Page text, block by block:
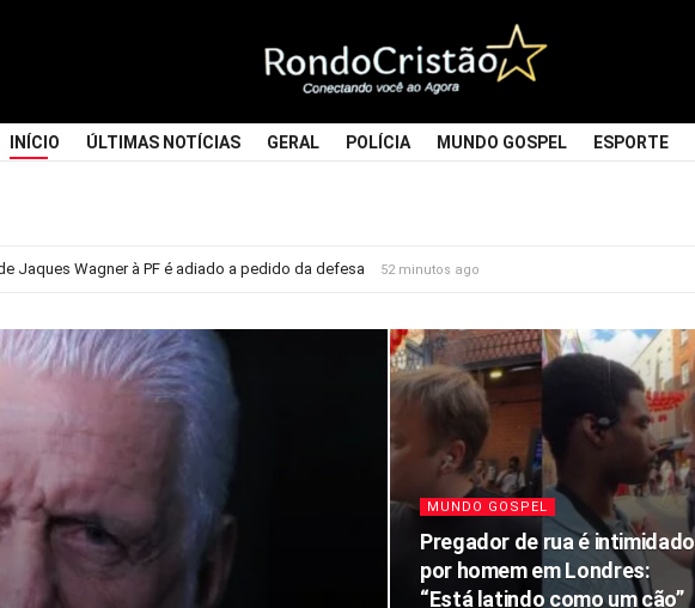
Rondocristao
INÍCIO ÚLTIMAS NOTÍCIAS GERAL POLÍCIA MUNDO GOSPEL ESPORTE
Jaques Wagner à PF é adiado a pedido da defesa 52 minutos ago
MUNDO GOSPEL
Pregador de rua é intimidado
por homem em Londres:
“Está latindo como um cão”